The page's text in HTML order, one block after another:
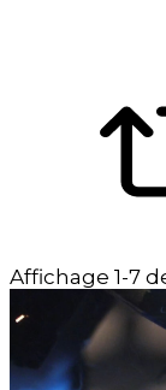
Affichage 1-7